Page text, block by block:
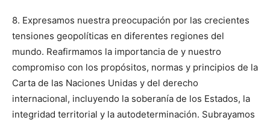
8. Expresamos nuestra preocupación por las crecientes
tensiones geopolíticas en diferentes regiones del
mundo. Reafirmamos la importancia de y nuestro
compromiso con los propósitos, normas y principios de la
Carta de las Naciones Unidas y del derecho
internacional, incluyendo la soberanía de los Estados, la
integridad territorial y la autodeterminación. Subrayamos